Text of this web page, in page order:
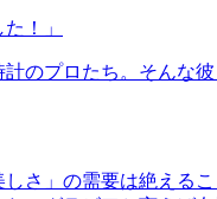
！」
のプロたち。そんな
さ」の需要は絶える